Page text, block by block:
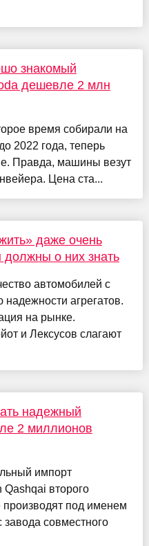
знакомый
дешевле 2 млн
время собирали на
2022 года, теперь
Правда, машины везут
Цена ста...
даже очень
о них знать
автомобилей с
агрегатов.
на рынке.
и Лексусов слагают
надежный
2 миллионов
импорт
второго
производят под именем
совместного